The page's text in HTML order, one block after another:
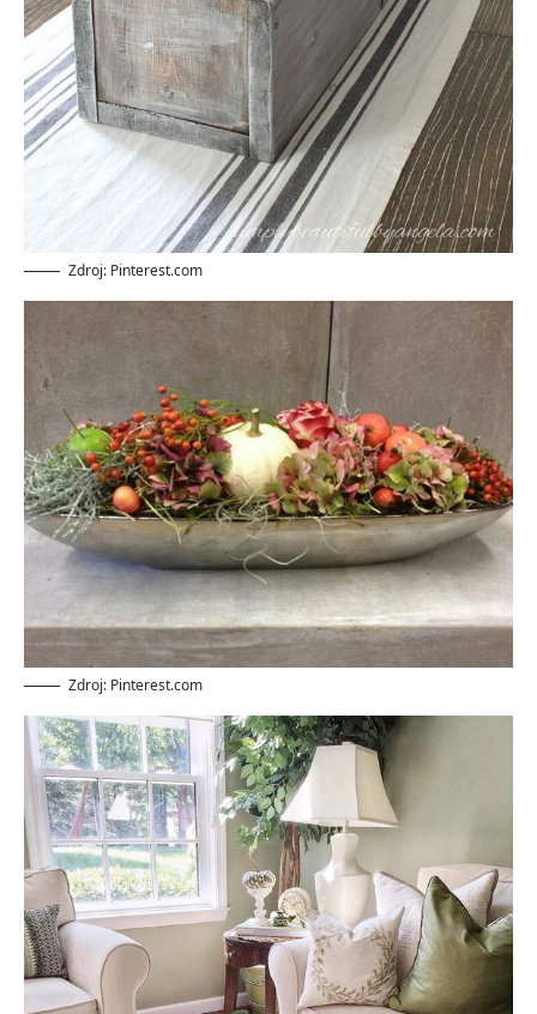
Zdroj: Pinterest.com
Zdroj: Pinterest.com